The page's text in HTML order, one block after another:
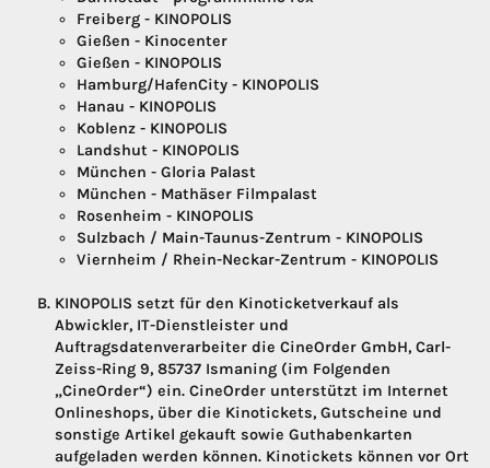
Freiberg - KINOPOLIS
Gießen - Kinocenter
Gießen - KINOPOLIS
Hamburg/HafenCity - KINOPOLIS
Hanau - KINOPOLIS
Koblenz - KINOPOLIS
Landshut - KINOPOLIS
München - Gloria Palast
München - Mathäser Filmpalast
Rosenheim - KINOPOLIS
Sulzbach / Main-Taunus-Zentrum - KINOPOLIS
Viernheim / Rhein-Neckar-Zentrum - KINOPOLIS
KINOPOLIS setzt für den Kinoticketverkauf als
Abwickler, IT-Dienstleister und
Auftragsdatenverarbeiter die CineOrder GmbH, Carl-
Zeiss-Ring 9, 85737 Ismaning (im Folgenden
„CineOrder“) ein. CineOrder unterstützt im Internet
Onlineshops, über die Kinotickets, Gutscheine und
sonstige Artikel gekauft sowie Guthabenkarten
aufgeladen werden können. Kinotickets können vor Ort